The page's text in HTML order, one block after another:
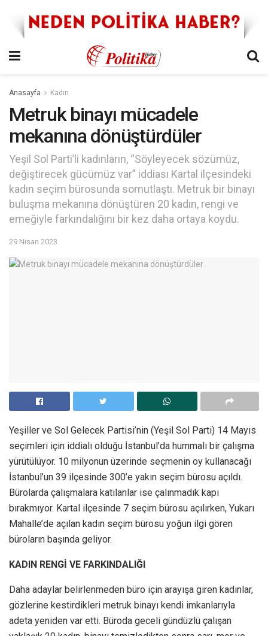
Anasayfa Kadın
Metruk binayı mücadele
mekanına dönüştürdüler
Yeşil Sol Parti’li kadınların, “Söyleyecek sözümüz,
değiştirecek gücümüz var” iddiası Kartal ilçesindeki
kadın seçim bürosunda somutlaştı. Metruk bir binayı
buluşma mekanına dönüştüren 20 kadın, rengi ve
emeğiyle farkındalığını bir kez daha ortaya koydu.
29 Nisan 2023
Yeşiller ve Sol Gelecek Partisi’nin (Yeşil Sol Parti) 14 Mayıs
seçimleri için iddialı olduğu İstanbul’da hummalı bir çalışma
yürütülüyor. 10 milyonun üzerinde seçmenin oy kullanacağı
İstanbul’un 39 ilçesinde 300’e yakın seçim bürosu açıldı.
Bürolarda çalışmalara katılanlar ise çalınmadık kapı
bırakmıyor. Kartal ilçesinde 7 seçim bürosu açılırken, Yukarı
Mahalle’de açılan kadın seçim bürosu yoğun ilgi gören
büroların başında geliyor.
KADIN RENGİ VE FARKINDALIĞI
Daha adaylar belirlenmeden büro için arayışa giren kadınlar,
gözlerine kestirdikleri metruk binayı kendi imkanlarıyla
adeta yeniden var etti. Büroda geceli gündüzlü çalışan